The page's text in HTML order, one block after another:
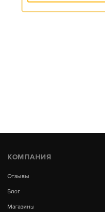
КОМПАНИЯ
Отзывы
Блог
Магазины